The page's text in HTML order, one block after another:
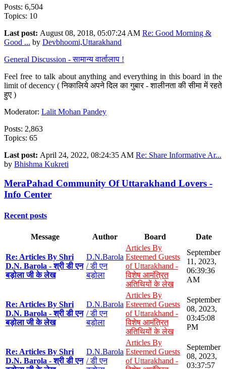
Posts: 6,504
Topics: 10
Last post: August 08, 2018, 05:07:24 AM Re: Good Morning &
Good ... by Devbhoomi,Uttarakhand
General Discussion - सामान्य वार्तालाप !
Feel free to talk about anything and everything in this board in the
limit of decency ( निकालिये अपने दिल का गुबार - शालीनता की सीमा में रहते
हुए )
Moderator: Lalit Mohan Pandey
Posts: 2,863
Topics: 65
Last post: April 24, 2022, 08:24:35 AM Re: Share Informative Ar...
by Bhishma Kukreti
MeraPahad Community Of Uttarakhand Lovers -
Info Center
Recent posts
Message Author Board Date
Re: Articles By Shri
D.N. Barola - श्री डी एन
बड़ोला जी के लेख
D.N.Barola
/ डी एन
बड़ोला
Articles By
Esteemed Guests
of Uttarakhand -
विशेष आमंत्रित
अतिथियों के लेख
September
11, 2023,
06:39:36
AM
Re: Articles By Shri
D.N. Barola - श्री डी एन
बड़ोला जी के लेख
D.N.Barola
/ डी एन
बड़ोला
Articles By
Esteemed Guests
of Uttarakhand -
विशेष आमंत्रित
अतिथियों के लेख
September
08, 2023,
03:45:08
PM
Re: Articles By Shri
D.N. Barola - श्री डी एन
D.N.Barola
/ डी एन
Articles By
Esteemed Guests
of Uttarakhand -
September
08, 2023,
03:37:57